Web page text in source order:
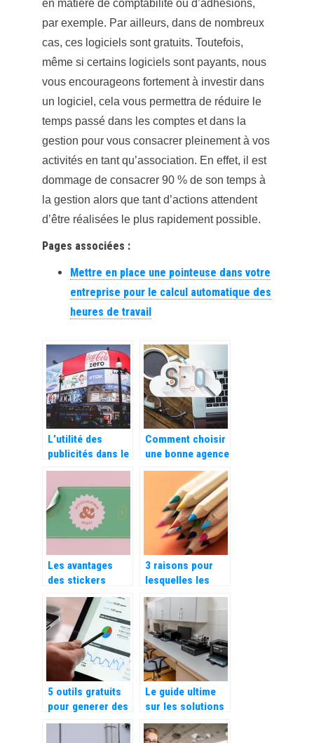
en matière de comptabilité ou d’adhésions,
par exemple. Par ailleurs, dans de nombreux
cas, ces logiciels sont gratuits. Toutefois,
même si certains logiciels sont payants, nous
vous encourageons fortement à investir dans
un logiciel, cela vous permettra de réduire le
temps passé dans les comptes et dans la
gestion pour vous consacrer pleinement à vos
activités en tant qu’association. En effet, il est
dommage de consacrer 90 % de son temps à
la gestion alors que tant d’actions attendent
d’être réalisées le plus rapidement possible.
Pages associées :
Mettre en place une pointeuse dans votre
entreprise pour le calcul automatique des
heures de travail
L’utilité des
publicités dans le
commerce
Comment choisir
une bonne agence
SEO ?
Les avantages
des stickers
personnalisés
pour votre
entreprise
3 raisons pour
lesquelles les
livres de
coloriage pour
adultes sont
excellents pour le
travail
5 outils gratuits
pour generer des
mots cles
Le guide ultime
sur les solutions
pour la gestion du
flux numerique